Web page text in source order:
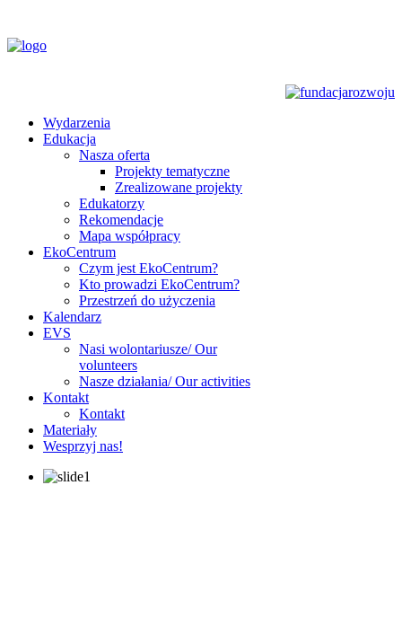
Wydarzenia
Edukacja
Nasza oferta
Projekty tematyczne
Zrealizowane projekty
Edukatorzy
Rekomendacje
Mapa współpracy
EkoCentrum
Czym jest EkoCentrum?
Kto prowadzi EkoCentrum?
Przestrzeń do użyczenia
Kalendarz
EVS
Nasi wolontariusze/ Our
volunteers
Nasze działania/ Our activities
Kontakt
Kontakt
Materiały
Wesprzyj nas!